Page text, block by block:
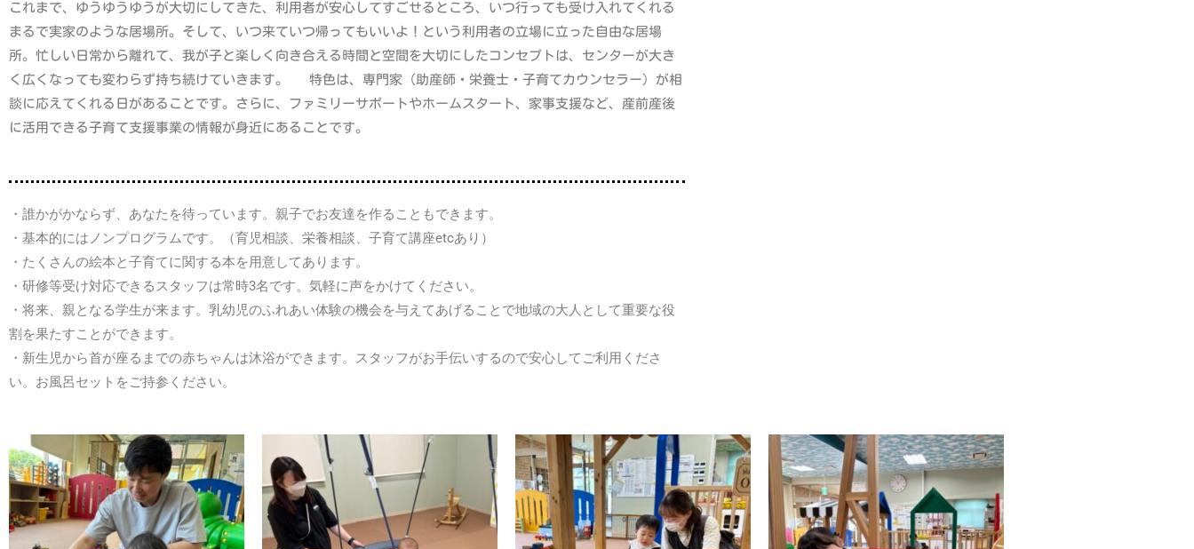
これまで、ゆうゆうゆうが大切にしてきた、利用者が安心してすごせるところ、いつ行っても受け入れてくれる
まるで実家のような居場所。そして、いつ来ていつ帰ってもいいよ！という利用者の立場に立った自由な居場
所。忙しい日常から離れて、我が子と楽しく向き合える時間と空間を大切にしたコンセプトは、センターが大き
く広くなっても変わらず持ち続けていきます。 特色は、専門家（助産師・栄養士・子育てカウンセラー）が相
談に応えてくれる日があることです。さらに、ファミリーサポートやホームスタート、家事支援など、産前産後
に活用できる子育て支援事業の情報が身近にあることです。
・誰かがかならず、あなたを待っています。親子でお友達を作ることもできます。
・基本的にはノンプログラムです。（育児相談、栄養相談、子育て講座etcあり）
・たくさんの絵本と子育てに関する本を用意してあります。
・研修等受け対応できるスタッフは常時3名です。気軽に声をかけてください。
・将来、親となる学生が来ます。乳幼児のふれあい体験の機会を与えてあげることで地域の大人として重要な役
割を果たすことができます。
・新生児から首が座るまでの赤ちゃんは沐浴ができます。スタッフがお手伝いするので安心してご利用くださ
い。お風呂セットをご持参ください。